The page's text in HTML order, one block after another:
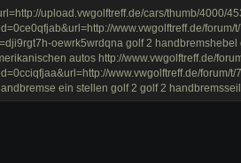
upload.vwgolftreff.de/cars/thumb/4000/
www.vwgolftreff.de/
oewrk5wrdqna golf 2
autos http://www.vwgolftreff.de/
www.vwgolftreff.de/forum/
ein stellen golf 2 golf 2 handbremsseil